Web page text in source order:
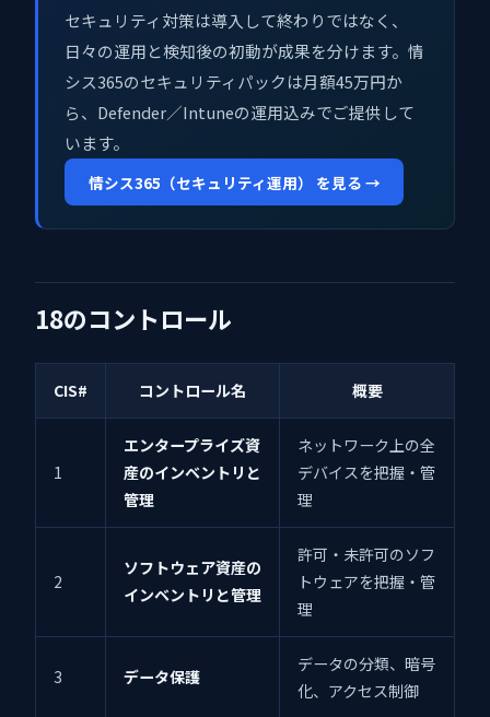
セキュリティ対策は導入して終わりではなく、
日々の運用と検知後の初動が成果を分けます。情
シス365のセキュリティパックは月額45万円か
ら、Defender／Intuneの運用込みでご提供して
います。
情シス365（セキュリティ運用） を見る →
18のコントロール
CIS# コントロール名 概要
1
エンタープライズ資
産のインベントリと
管理
ネットワーク上の全
デバイスを把握・管
理
2
ソフトウェア資産の
インベントリと管理
許可・未許可のソフ
トウェアを把握・管
理
3 データ保護
データの分類、暗号
化、アクセス制御